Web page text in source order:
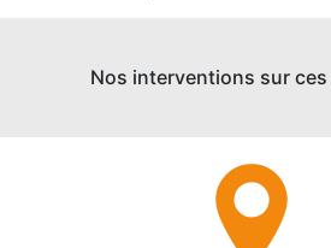
Nos interventions sur ces